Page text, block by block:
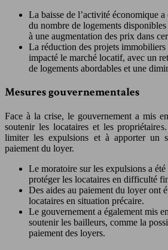
La baisse de l’activité économique
du nombre de logements
à une augmentation des prix dans
La réduction des projets immobiliers
impacté le marché locatif, avec un
de logements abordables et une
Mesures gouvernementales
Face à la crise, le gouvernement a mis
soutenir les locataires et les
limiter les expulsions et à apporter un
paiement du loyer.
Le moratoire sur les expulsions a
protéger les locataires en difficulté
Des aides au paiement du loyer ont
locataires en situation précaire.
Le gouvernement a également mis
soutenir les bailleurs, comme la
paiement des loyers.